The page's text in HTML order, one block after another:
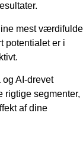
mest værdifulde
potentialet er i
AI-drevet
rigtige segmenter,
af dine